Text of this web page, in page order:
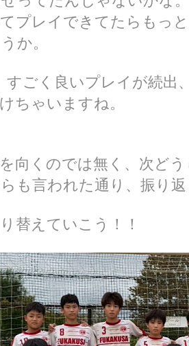
プレイできてたらもっ
か。
すごく良いプレイが続出
ちゃいますね。
向くのでは無く、次ど
も言われた通り、振り
替えていこう！！